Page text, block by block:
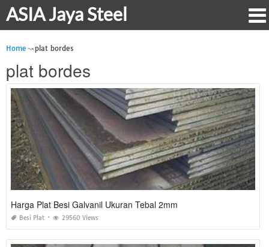
ASIA Jaya Steel
Home plat bordes
plat bordes
Harga Plat Besi Galvanil Ukuran Tebal 2mm
Besi Plat 29560 Views